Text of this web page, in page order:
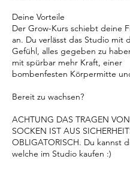
Deine Vorteile
Der Grow-Kurs schiebt deine
an. Du verlässt das Studio mit
Gefühl, alles gegeben zu
mit spürbar mehr Kraft, einer
bombenfesten Körpermitte
Bereit zu wachsen?
ACHTUNG DAS TRAGEN
SOCKEN IST AUS
OBLIGATORISCH. Du kannst
welche im Studio kaufen :)